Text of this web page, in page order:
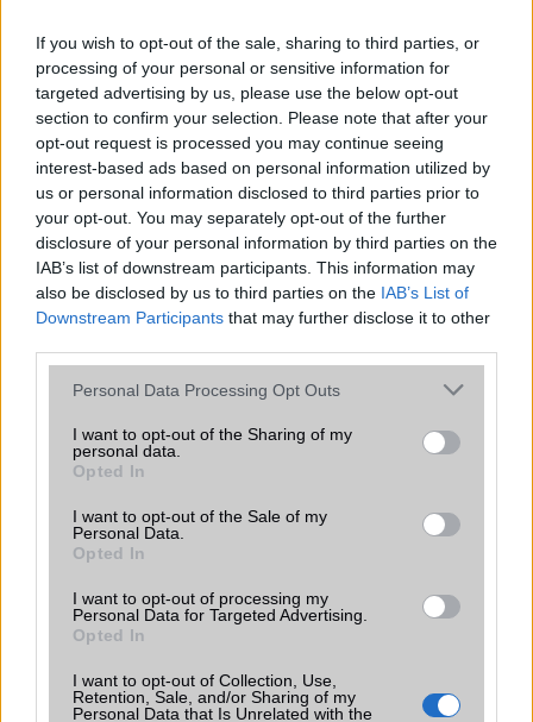
If you wish to opt-out of the sale, sharing to third parties, or
processing of your personal or sensitive information for
targeted advertising by us, please use the below opt-out
section to confirm your selection. Please note that after your
opt-out request is processed you may continue seeing
interest-based ads based on personal information utilized by
us or personal information disclosed to third parties prior to
your opt-out. You may separately opt-out of the further
disclosure of your personal information by third parties on the
IAB’s list of downstream participants. This information may
also be disclosed by us to third parties on the IAB’s List of
Downstream Participants that may further disclose it to other
Please note that this website/app uses one or more Google
not limited to your visit or usage behaviour. You may click to
grant or deny consent to Google and its third-party tags to
use your data for below specified purposes in below Google
consent section.
Personal Data Processing Opt Outs
I want to opt-out of the Sharing of my
personal data.
Opted In
I want to opt-out of the Sale of my
Personal Data.
Opted In
I want to opt-out of processing my
Personal Data for Targeted Advertising.
Opted In
I want to opt-out of Collection, Use,
Retention, Sale, and/or Sharing of my
Personal Data that Is Unrelated with the
bemutatkozhat, miközben az áremelésekről szóló
találgatások továbbra is beárnyékolják a rajtot.
Az Android rejtett automatizmusai: hat
funkció, amely észrevétlenül könnyíti
meg a mindennapokat
2026.06.14| Android Police
Sok felhasználó külön alkalmazásokra esküszik, pedig az
Android már évek óta olyan intelligens funkciókat kínál,
amelyek maguktól dolgoznak a háttérben.
megváltoztatja a mobilhasználatot –
sokan mégsem tudnak róla
Az Edge Panel az egyik leghasznosabb funkció, amely
jelentősen felgyorsítja a mindennapi használatot,
KAPCSOLÓDÓ HÍREK
Új hírek a OnePlus Nord 2-ről